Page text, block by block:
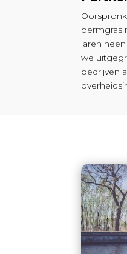
bermgras
jaren
we
bedrijven